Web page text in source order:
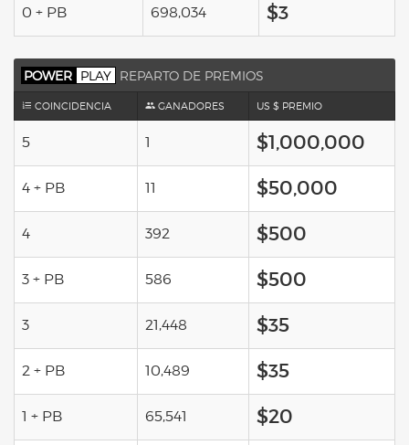
0 + PB 698,034 $3
POWER PLAY REPARTO DE PREMIOS
COINCIDENCIA GANADORES US $ PREMIO
5 1 $1,000,000
4 + PB 11 $50,000
4 392 $500
3 + PB 586 $500
3 21,448 $35
2 + PB 10,489 $35
1 + PB 65,541 $20